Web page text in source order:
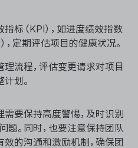
标（KPI），如进度绩效指数
，定期评估项目的健康状况。
流程，评估变更请求对项目
划。
要保持高度警惕，及时识别
。同时，也要注意保持团队
的沟通和激励机制，确保团